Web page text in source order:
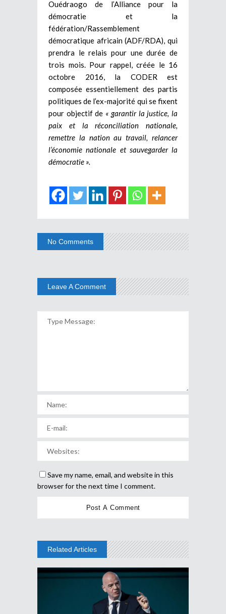
Ouédraogo de l’Alliance pour la
démocratie et la
fédération/Rassemblement
démocratique africain (ADF/RDA), qui
prendra le relais pour une durée de
trois mois. Pour rappel, créée le 16
octobre 2016, la CODER est
composée essentiellement des partis
politiques de l’ex-majorité qui se fixent
pour objectif de « garantir la justice, la
paix et la réconciliation nationale,
remettre la nation au travail, relancer
l’économie nationale et sauvegarder la
démocratie ».
No Comments
Leave A Comment
Save my name, email, and website in this
browser for the next time I comment.
Related Articles